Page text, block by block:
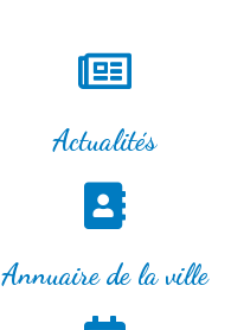
Actualités
Annuaire de la ville